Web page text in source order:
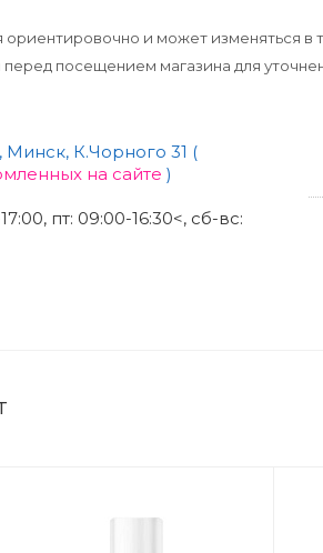
ориентировочно и может изменяться в
перед посещением магазина для
Минск, К.Чорного 31 (
на сайте )
пт: 09:00-16:30<, сб-вс: